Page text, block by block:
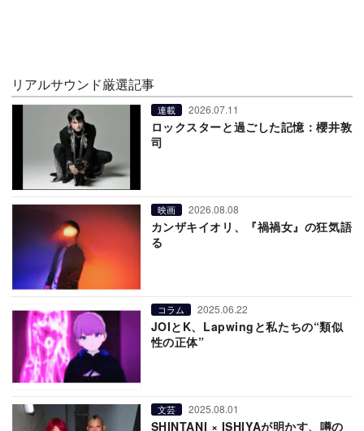
リアルサウンド厳選記事
連載 2026.07.11
ロックスターと過ごした記憶：櫻井敦
司
映画 2026.08.08
カンザキイオリ、『禍禍女』の狂気語
る
コラム 2025.06.22
JOIとK、Lapwingと私たちの“類似
性の正体”
文芸 2025.08.01
SHINTANI × ISHIYAが明かす、噂の